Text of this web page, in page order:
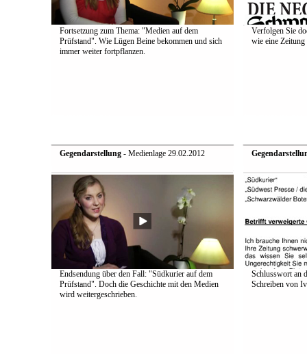
Fortsetzung zum Thema: "Medien auf dem
Prüfstand". Wie Lügen Beine bekommen und sich
immer weiter fortpflanzen.
Verfolgen Sie
wie eine Zeitung
Gegendarstellung- Medienlage 29.02.2012
Endsendung über den Fall: "Südkurier auf dem
Prüfstand". Doch die Geschichte mit den Medien
wird weitergeschrieben.
Schlusswort an
Schreiben von